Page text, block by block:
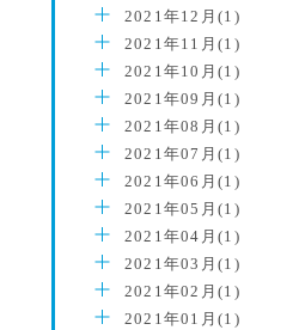
2021年12月(1)
2021年11月(1)
2021年10月(1)
2021年09月(1)
2021年08月(1)
2021年07月(1)
2021年06月(1)
2021年05月(1)
2021年04月(1)
2021年03月(1)
2021年02月(1)
2021年01月(1)